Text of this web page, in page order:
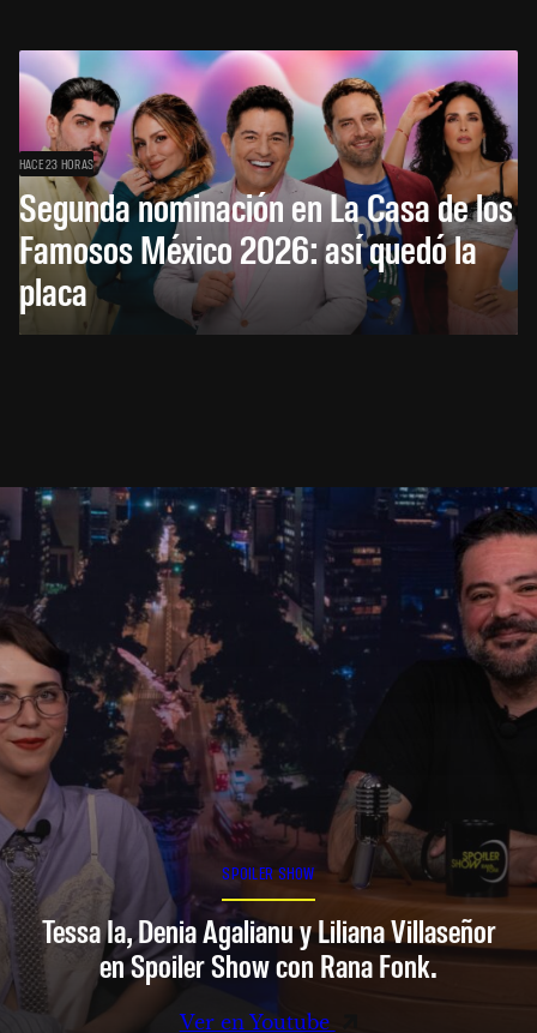
HACE 23 HORAS
Segunda nominación en La Casa de los
Famosos México 2026: así quedó la
placa
SPOILER SHOW
Tessa Ia, Denia Agalianu y Liliana Villaseñor
en Spoiler Show con Rana Fonk.
Ver en Youtube